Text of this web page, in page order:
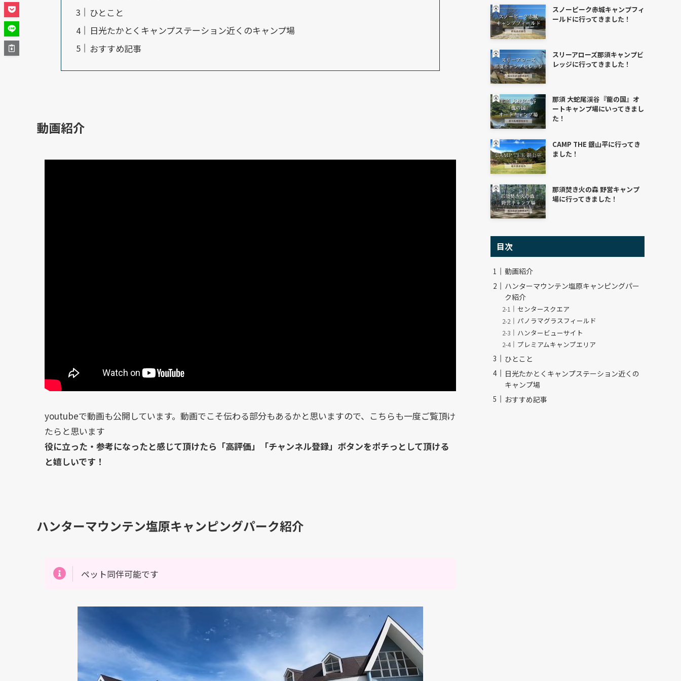
ひとこと
日光たかとくキャンプステーション近くのキャンプ場
おすすめ記事
動画紹介
youtubeで動画も公開しています。動画でこそ伝わる部分もあるかと思いますので、こちらも一度ご覧頂け
たらと思います
役に立った・参考になったと感じて頂けたら「高評価」「チャンネル登録」ボタンをポチっとして頂ける
と嬉しいです！
ハンターマウンテン塩原キャンピングパーク紹介
ペット同伴可能です
スノーピーク赤城キャンプフィ
ールドに行ってきました！
スリーアローズ那須キャンプビ
レッジに行ってきました！
那須 大蛇尾渓谷『龍の国』オ
ートキャンプ場にいってきまし
た！
CAMP THE 銀山平に行ってき
ました！
那須焚き火の森 野営キャンプ
場に行ってきました！
目次
動画紹介
ハンターマウンテン塩原キャンピングパー
ク紹介
センタースクエア
パノラマグラスフィールド
ハンタービューサイト
プレミアムキャンプエリア
ひとこと
日光たかとくキャンプステーション近くの
キャンプ場
おすすめ記事